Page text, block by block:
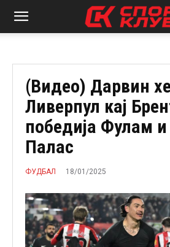
(Видео) Дарвин
Ливерпул кај
победија Фулам
Палас
ФУДБАЛ 18/01/2025